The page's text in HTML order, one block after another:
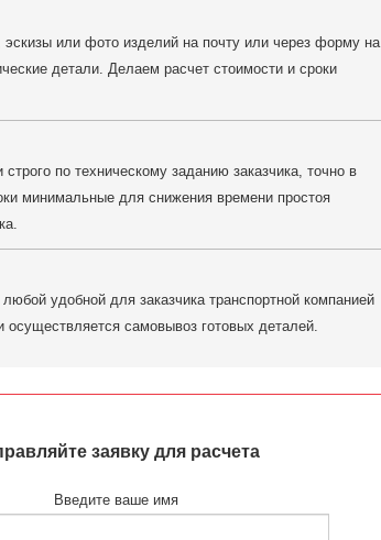
эскизы или фото изделий на почту или через форму на
детали. Делаем расчет стоимости и сроки
строго по техническому заданию заказчика, точно в
минимальные для снижения времени простоя
удобной для заказчика транспортной компанией
осуществляется самовывоз готовых деталей.
заявку для расчета
Введите ваше имя